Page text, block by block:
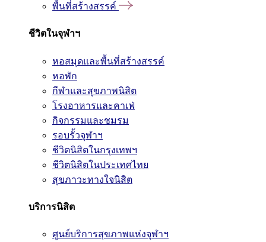
พื้นที่สร้างสรรค์
ชีวิตในจุฬาฯ
หอสมุดและพื้นที่สร้างสรรค์
หอพัก
กีฬาและสุขภาพนิสิต
โรงอาหารและคาเฟ่
กิจกรรมและชมรม
รอบรั้วจุฬาฯ
ชีวิตนิสิตในกรุงเทพฯ
ชีวิตนิสิตในประเทศไทย
สุขภาวะทางใจนิสิต
บริการนิสิต
ศูนย์บริการสุขภาพแห่งจุฬาฯ